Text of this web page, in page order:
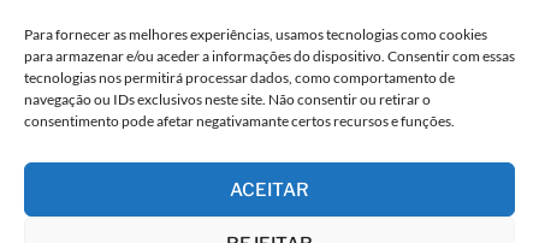
Para fornecer as melhores experiências, usamos tecnologias como cookies
para armazenar e/ou aceder a informações do dispositivo. Consentir com essas
tecnologias nos permitirá processar dados, como comportamento de
navegação ou IDs exclusivos neste site. Não consentir ou retirar o
consentimento pode afetar negativamante certos recursos e funções.
ACEITAR